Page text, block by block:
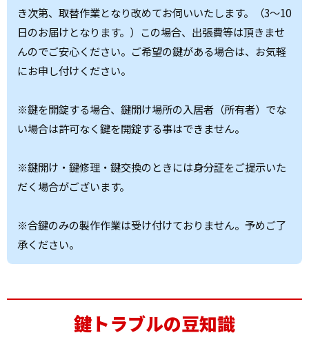
き次第、取替作業となり改めてお伺いいたします。（3～10
日のお届けとなります。）この場合、出張費等は頂きませ
んのでご安心ください。ご希望の鍵がある場合は、お気軽
にお申し付けください。
※鍵を開錠する場合、鍵開け場所の入居者（所有者）でな
い場合は許可なく鍵を開錠する事はできません。
※鍵開け・鍵修理・鍵交換のときには身分証をご提示いた
だく場合がございます。
※合鍵のみの製作作業は受け付けておりません。予めご了
承ください。
鍵トラブルの豆知識